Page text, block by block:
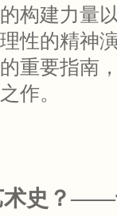
构建力量
性的精神
重要指南
作。
术史？